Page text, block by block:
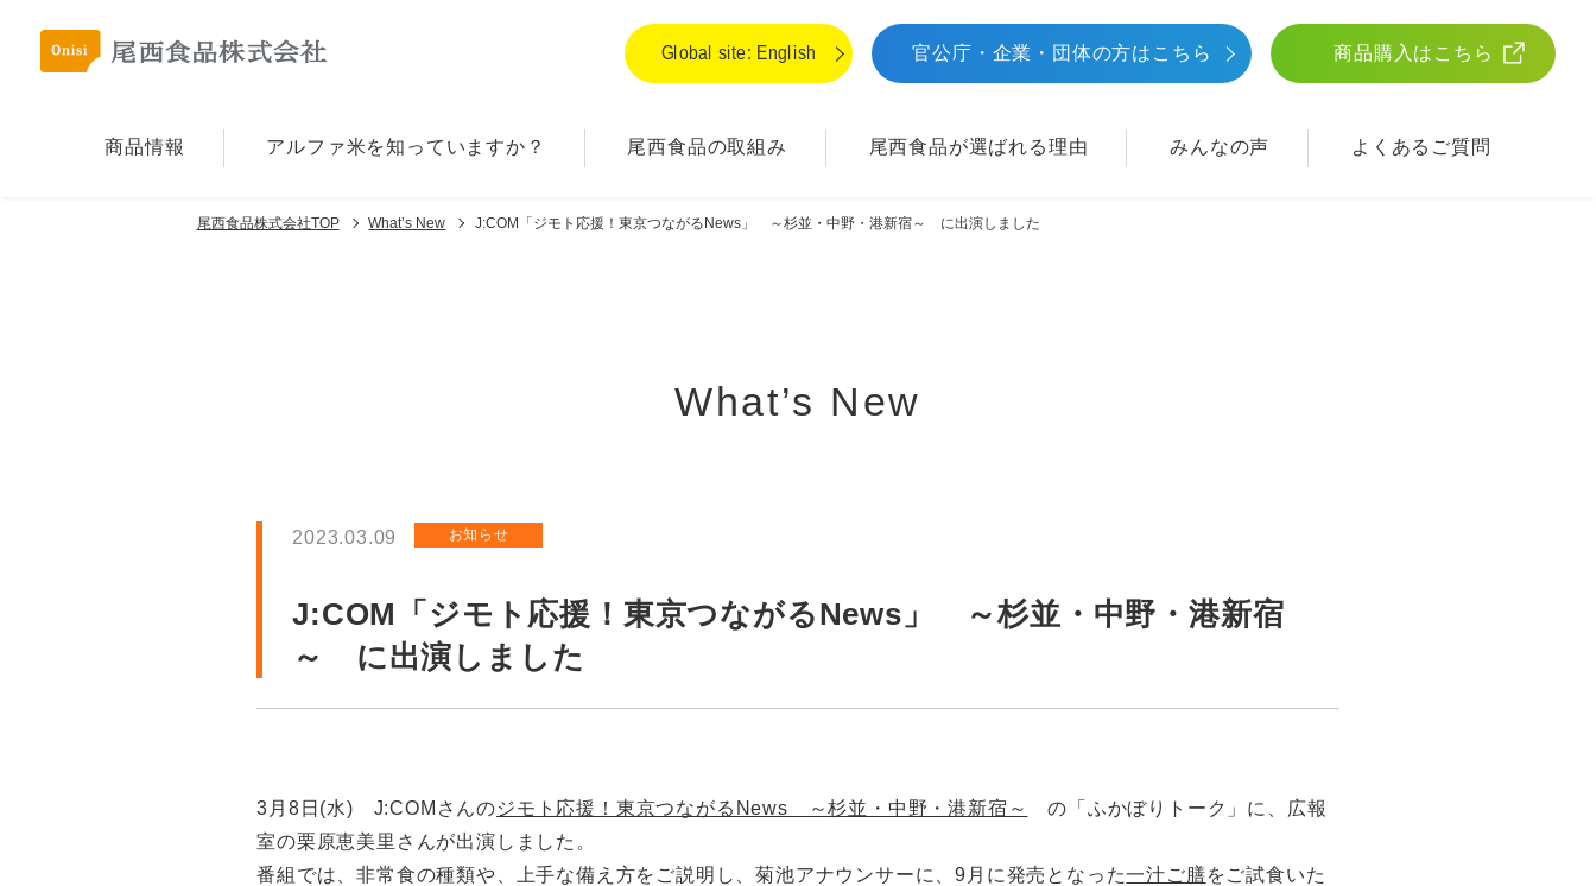
Global site: English 官公庁・企業・団体の方はこちら 商品購入はこちら
商品情報 アルファ⽶を知っていますか？ 尾西食品の取組み 尾西食品が選ばれる理由 みんなの声 よくあるご質問
尾西食品株式会社TOP What’s New J:COM「ジモト応援！東京つながるNews」 ～杉並・中野・港新宿～ に出演しました
What’s New
2023.03.09 お知らせ
J:COM「ジモト応援！東京つながるNews」 ～杉並・中野・港新宿
～ に出演しました
3月8日(水) J:COMさんのジモト応援！東京つながるNews ～杉並・中野・港新宿～
の「ふかぼりトーク」に、広報
室の栗原恵美里さんが出演しました。
番組では、非常食の種類や、上手な備え方をご説明し、菊池アナウンサーに、9月に発売となった一汁ご膳をご試食いた